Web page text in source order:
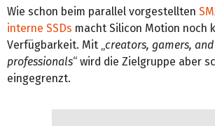
Wie schon beim parallel vorgestellten
interne SSDs macht Silicon Motion noch
Verfügbarkeit. Mit „ creators, gamers,
professionals“ wird die Zielgruppe aber
eingegrenzt.